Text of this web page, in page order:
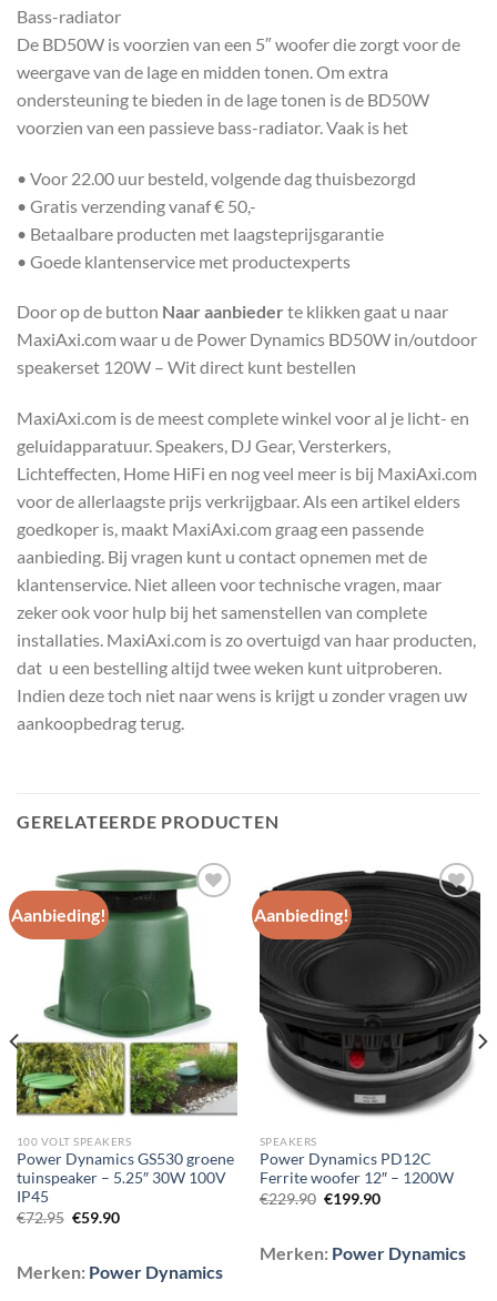
Bass-radiator
De BD50W is voorzien van een 5″ woofer die zorgt voor de
weergave van de lage en midden tonen. Om extra
ondersteuning te bieden in de lage tonen is de BD50W
voorzien van een passieve bass-radiator. Vaak is het
• Voor 22.00 uur besteld, volgende dag thuisbezorgd
• Gratis verzending vanaf € 50,-
• Betaalbare producten met laagsteprijsgarantie
• Goede klantenservice met productexperts
Door op de button Naar aanbieder te klikken gaat u naar
MaxiAxi.com waar u de Power Dynamics BD50W in/outdoor
speakerset 120W – Wit direct kunt bestellen
MaxiAxi.com is de meest complete winkel voor al je licht- en
geluidapparatuur. Speakers, DJ Gear, Versterkers,
Lichteffecten, Home HiFi en nog veel meer is bij MaxiAxi.com
voor de allerlaagste prijs verkrijgbaar. Als een artikel elders
goedkoper is, maakt MaxiAxi.com graag een passende
aanbieding. Bij vragen kunt u contact opnemen met de
klantenservice. Niet alleen voor technische vragen, maar
zeker ook voor hulp bij het samenstellen van complete
installaties. MaxiAxi.com is zo overtuigd van haar producten,
dat u een bestelling altijd twee weken kunt uitproberen.
Indien deze toch niet naar wens is krijgt u zonder vragen uw
aankoopbedrag terug.
GERELATEERDE PRODUCTEN
Aanbieding!
Toevoegen
aan
wenslijst
100 VOLT SPEAKERS
Power Dynamics GS530 groene
tuinspeaker – 5.25″ 30W 100V
IP45
€72.95 Oorspronkelijke
€59.90Huidige
Merken: Power Dynamics
Aanbieding!
Toevoegen
aan
SPEAKERS
Power Dynamics PD12C
Ferrite woofer 12″ – 1200W
€229.90 Oorspronkelijke
€199.90Huidige
Merken: Power Dynamics